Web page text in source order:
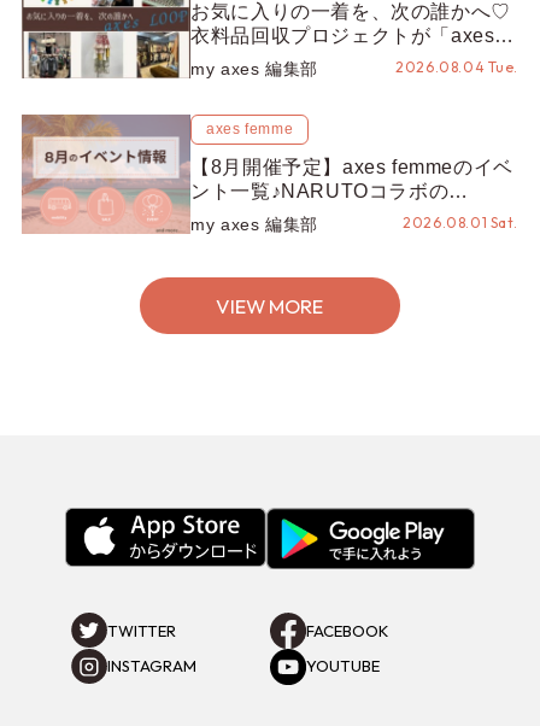
お気に入りの一着を、次の誰かへ♡
衣料品回収プロジェクトが「axes
LOOP」にアップデート！活用する
とポイントが手に入る◎
my axes 編集部 2026.08.04 Tue.
axes femme
【8月開催予定】axes femmeのイベ
ント一覧♪NARUTOコラボの
REZEN POPUPから、プチYour
Stage.、ティーパーティまで！8月
my axes 編集部 2026.08.01 Sat.
VIEW MORE
TWITTER
FACEBOOK
INSTAGRAM
YOUTUBE